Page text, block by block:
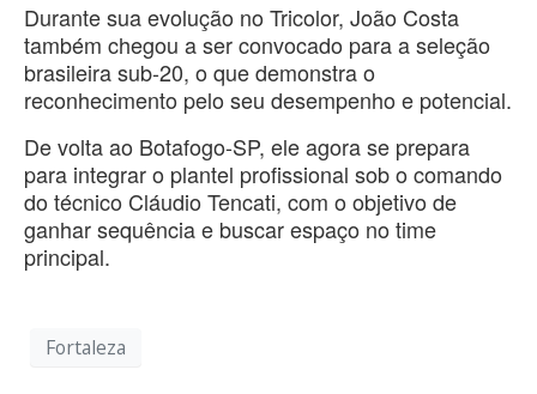
Durante sua evolução no Tricolor, João Costa
também chegou a ser convocado para a seleção
brasileira sub-20, o que demonstra o
reconhecimento pelo seu desempenho e potencial.
De volta ao Botafogo-SP, ele agora se prepara
para integrar o plantel profissional sob o comando
do técnico Cláudio Tencati, com o objetivo de
ganhar sequência e buscar espaço no time
principal.
Fortaleza